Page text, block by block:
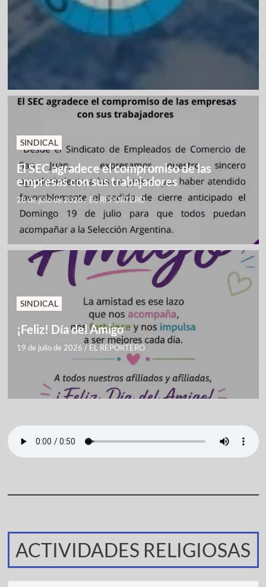
SINDICAL
El SEC agradece el compromiso de las
empresas con sus trabajadores
28 de julio de 2026/ EL REPORTERO
SINDICAL
¡Feliz! Día del Amigo
19 de julio de 2026 / EL REPORTERO
ACTIVIDADES RELIGIOSAS